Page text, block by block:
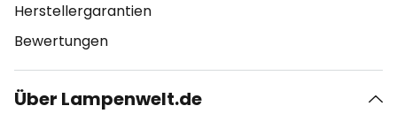
Herstellergarantien
Bewertungen
Über Lampenwelt.de